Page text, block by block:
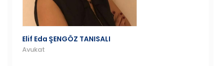
Elif Eda ŞENGÖZ TANISALI
Avukat